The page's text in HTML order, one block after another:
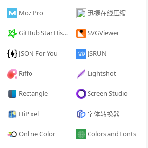
Moz Pro 迅捷在线压缩
GitHub Star History SVGViewer
JSON For You JSRUN
Riffo Lightshot
Rectangle Screen Studio
HiPixel 字体转换器
Online Color Colors and Fonts